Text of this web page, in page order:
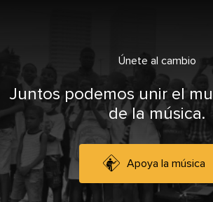
Únete al cambio
Juntos podemos unir el
de la música.
Apoya la música